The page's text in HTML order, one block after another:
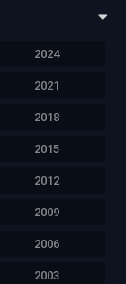
2024
2021
2018
2015
2012
2009
2006
2003